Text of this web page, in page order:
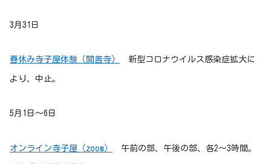
3月31日
春休み寺子屋体験（開善寺） 新型コロナウイルス感染症拡大に
より、中止。
5月1日～6日
オンライン寺子屋（zoom） 午前の部、午後の部、各2～3時間。